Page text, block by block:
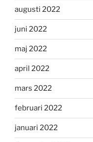
augusti 2022
juni 2022
maj 2022
april 2022
mars 2022
februari 2022
januari 2022